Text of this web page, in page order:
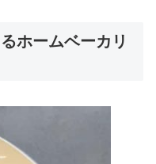
ホームベーカリ